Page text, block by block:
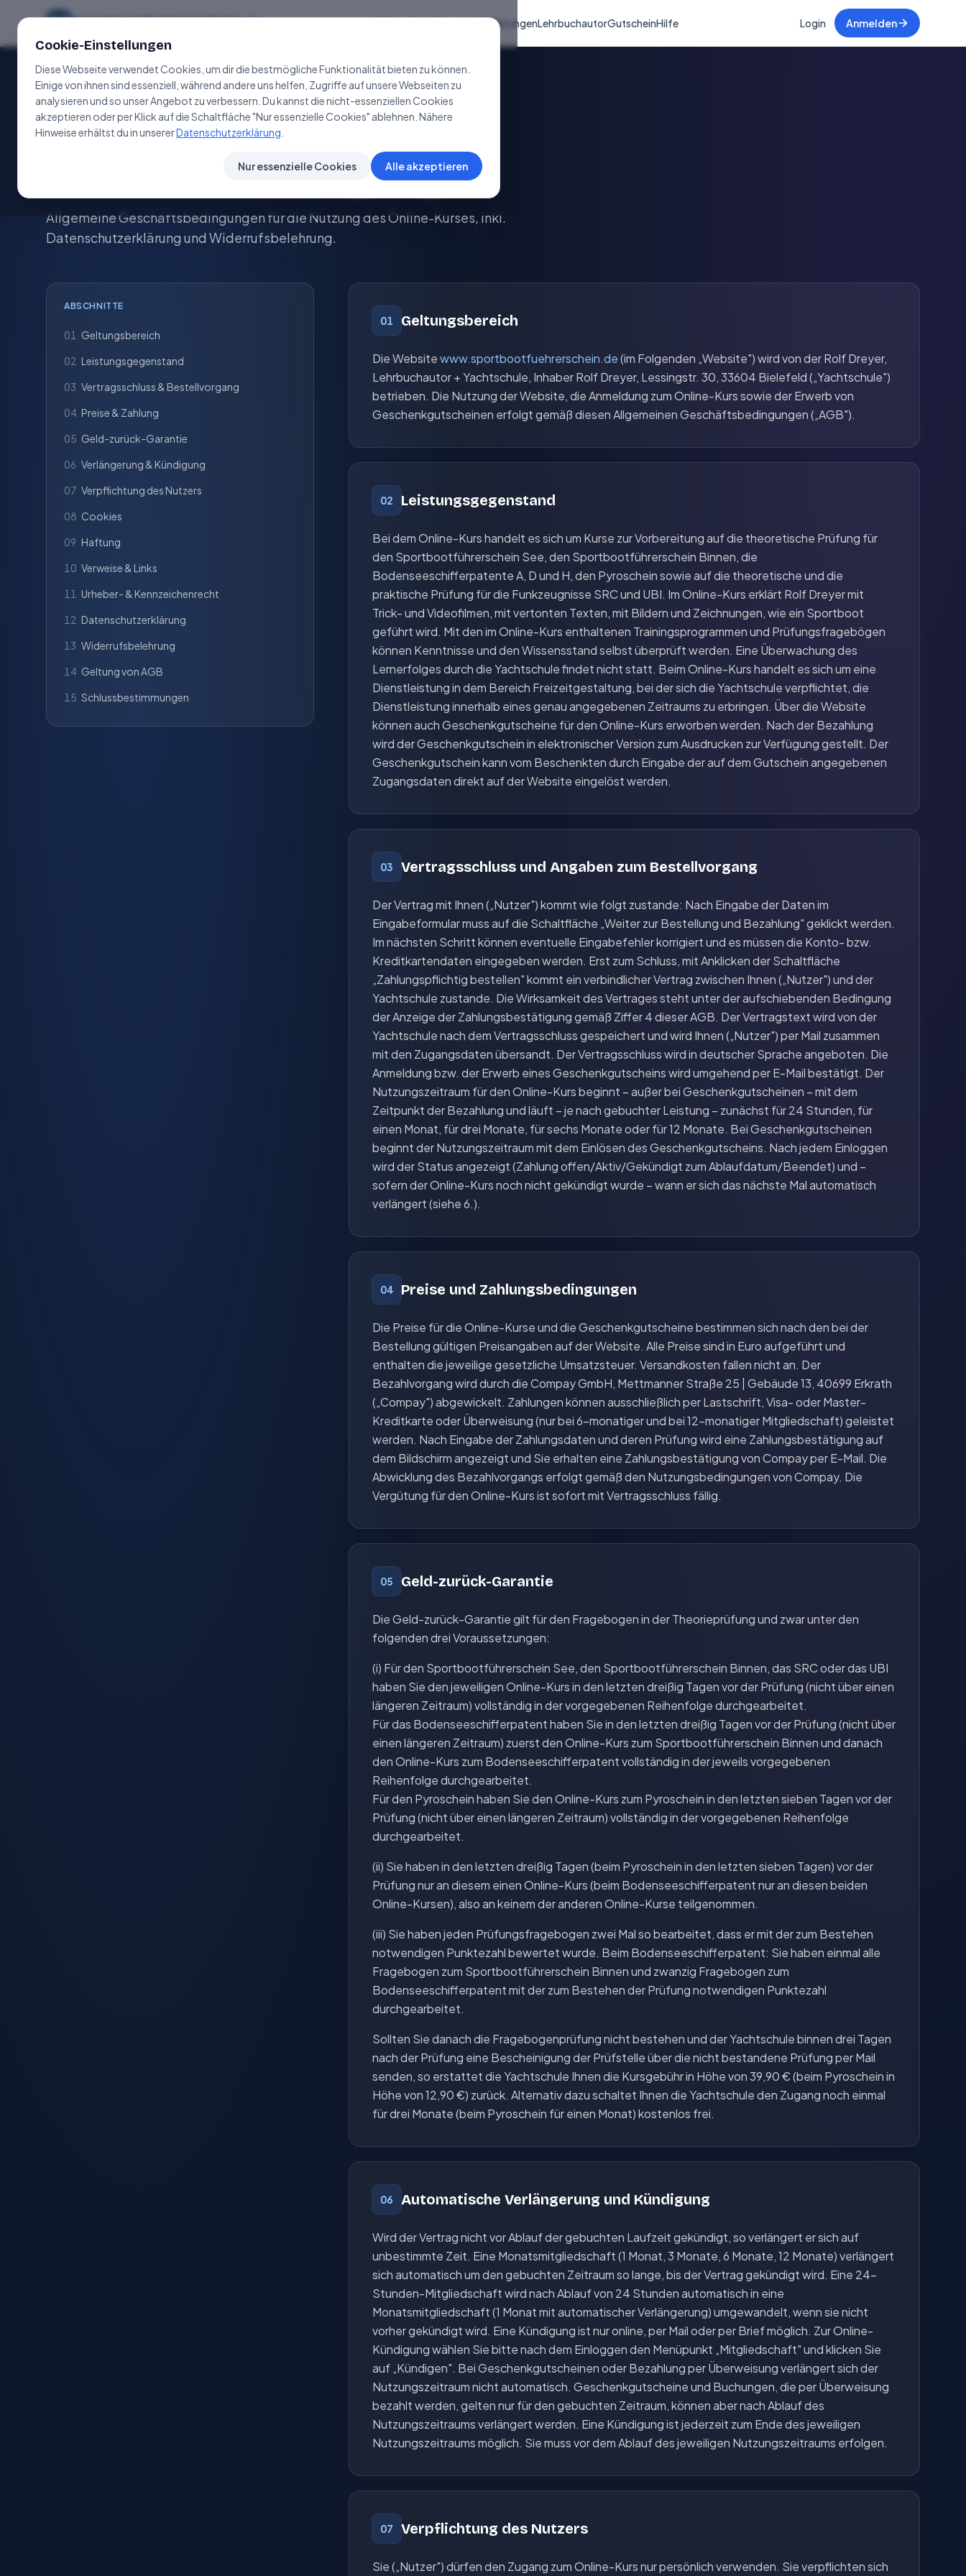
Sportbootfuehrerschein.de ErfahrungenLehrbuchautorGutscheinHilfe Login Anmelden
RECHTLICHES
Geschäftsbedingungen
Allgemeine Geschäftsbedingungen für die Nutzung des Online-Kurses, inkl.
Datenschutzerklärung und Widerrufsbelehrung.
ABSCHNITTE
01
Geltungsbereich
02 Leistungsgegenstand
03 Vertragsschluss & Bestellvorgang
04 Preise & Zahlung
05 Geld-zurück-Garantie
06 Verlängerung & Kündigung
07 Verpflichtung des Nutzers
08 Cookies
09 Haftung
10 Verweise & Links
11 Urheber- & Kennzeichenrecht
12 Datenschutzerklärung
13 Widerrufsbelehrung
14 Geltung von AGB
15 Schlussbestimmungen
01 Geltungsbereich
Die Websitewww.sportbootfuehrerschein.de(im Folgenden „Website") wird von der Rolf Dreyer,
Lehrbuchautor + Yachtschule, Inhaber Rolf Dreyer, Lessingstr. 30, 33604 Bielefeld („Yachtschule")
betrieben. Die Nutzung der Website, die Anmeldung zum Online-Kurs sowie der Erwerb von
Geschenkgutscheinen erfolgt gemäß diesen Allgemeinen Geschäftsbedingungen („AGB").
02 Leistungsgegenstand
Bei dem Online-Kurs handelt es sich um Kurse zur Vorbereitung auf die theoretische Prüfung für
den Sportbootführerschein See, den Sportbootführerschein Binnen, die
Bodenseeschifferpatente A, D und H, den Pyroschein sowie auf die theoretische und die
praktische Prüfung für die Funkzeugnisse SRC und UBI. Im Online-Kurs erklärt Rolf Dreyer mit
Trick- und Videofilmen, mit vertonten Texten, mit Bildern und Zeichnungen, wie ein Sportboot
geführt wird. Mit den im Online-Kurs enthaltenen Trainingsprogrammen und Prüfungsfragebögen
können Kenntnisse und den Wissensstand selbst überprüft werden. Eine Überwachung des
Lernerfolges durch die Yachtschule findet nicht statt. Beim Online-Kurs handelt es sich um eine
Dienstleistung in dem Bereich Freizeitgestaltung, bei der sich die Yachtschule verpflichtet, die
Dienstleistung innerhalb eines genau angegebenen Zeitraums zu erbringen. Über die Website
können auch Geschenkgutscheine für den Online-Kurs erworben werden. Nach der Bezahlung
wird der Geschenkgutschein in elektronischer Version zum Ausdrucken zur Verfügung gestellt. Der
Geschenkgutschein kann vom Beschenkten durch Eingabe der auf dem Gutschein angegebenen
Zugangsdaten direkt auf der Website eingelöst werden.
03 Vertragsschluss und Angaben zum Bestellvorgang
Der Vertrag mit Ihnen („Nutzer") kommt wie folgt zustande: Nach Eingabe der Daten im
Eingabeformular muss auf die Schaltfläche „Weiter zur Bestellung und Bezahlung" geklickt werden.
Im nächsten Schritt können eventuelle Eingabefehler korrigiert und es müssen die Konto- bzw.
Kreditkartendaten eingegeben werden. Erst zum Schluss, mit Anklicken der Schaltfläche
„Zahlungspflichtig bestellen" kommt ein verbindlicher Vertrag zwischen Ihnen („Nutzer") und der
Yachtschule zustande. Die Wirksamkeit des Vertrages steht unter der aufschiebenden Bedingung
der Anzeige der Zahlungsbestätigung gemäß Ziffer 4 dieser AGB. Der Vertragstext wird von der
Yachtschule nach dem Vertragsschluss gespeichert und wird Ihnen („Nutzer") per Mail zusammen
mit den Zugangsdaten übersandt. Der Vertragsschluss wird in deutscher Sprache angeboten. Die
Anmeldung bzw. der Erwerb eines Geschenkgutscheins wird umgehend per E-Mail bestätigt. Der
Nutzungszeitraum für den Online-Kurs beginnt – außer bei Geschenkgutscheinen – mit dem
Zeitpunkt der Bezahlung und läuft – je nach gebuchter Leistung – zunächst für 24 Stunden, für
einen Monat, für drei Monate, für sechs Monate oder für 12 Monate. Bei Geschenkgutscheinen
beginnt der Nutzungszeitraum mit dem Einlösen des Geschenkgutscheins. Nach jedem Einloggen
wird der Status angezeigt (Zahlung offen/Aktiv/Gekündigt zum Ablaufdatum/Beendet) und –
sofern der Online-Kurs noch nicht gekündigt wurde – wann er sich das nächste Mal automatisch
verlängert (siehe 6.).
04 Preise und Zahlungsbedingungen
Die Preise für die Online-Kurse und die Geschenkgutscheine bestimmen sich nach den bei der
Bestellung gültigen Preisangaben auf der Website. Alle Preise sind in Euro aufgeführt und
enthalten die jeweilige gesetzliche Umsatzsteuer. Versandkosten fallen nicht an. Der
Bezahlvorgang wird durch die Compay GmbH, Mettmanner Straße 25 | Gebäude 13, 40699 Erkrath
(„Compay") abgewickelt. Zahlungen können ausschließlich per Lastschrift, Visa- oder Master-
Kreditkarte oder Überweisung (nur bei 6-monatiger und bei 12-monatiger Mitgliedschaft) geleistet
werden. Nach Eingabe der Zahlungsdaten und deren Prüfung wird eine Zahlungsbestätigung auf
dem Bildschirm angezeigt und Sie erhalten eine Zahlungsbestätigung von Compay per E-Mail. Die
Abwicklung des Bezahlvorgangs erfolgt gemäß den Nutzungsbedingungen von Compay. Die
Vergütung für den Online-Kurs ist sofort mit Vertragsschluss fällig.
05 Geld-zurück-Garantie
Die Geld-zurück-Garantie gilt für den Fragebogen in der Theorieprüfung und zwar unter den
folgenden drei Voraussetzungen:
(i) Für den Sportbootführerschein See, den Sportbootführerschein Binnen, das SRC oder das UBI
haben Sie den jeweiligen Online-Kurs in den letzten dreißig Tagen vor der Prüfung (nicht über einen
längeren Zeitraum) vollständig in der vorgegebenen Reihenfolge durchgearbeitet.
Für das Bodenseeschifferpatent haben Sie in den letzten dreißig Tagen vor der Prüfung (nicht über
einen längeren Zeitraum) zuerst den Online-Kurs zum Sportbootführerschein Binnen und danach
den Online-Kurs zum Bodenseeschifferpatent vollständig in der jeweils vorgegebenen
Reihenfolge durchgearbeitet.
Für den Pyroschein haben Sie den Online-Kurs zum Pyroschein in den letzten sieben Tagen vor der
Prüfung (nicht über einen längeren Zeitraum) vollständig in der vorgegebenen Reihenfolge
durchgearbeitet.
(ii) Sie haben in den letzten dreißig Tagen (beim Pyroschein in den letzten sieben Tagen) vor der
Prüfung nur an diesem einen Online-Kurs (beim Bodenseeschifferpatent nur an diesen beiden
Online-Kursen), also an keinem der anderen Online-Kurse teilgenommen.
(iii) Sie haben jeden Prüfungsfragebogen zwei Mal so bearbeitet, dass er mit der zum Bestehen
notwendigen Punktezahl bewertet wurde. Beim Bodenseeschifferpatent: Sie haben einmal alle
Fragebogen zum Sportbootführerschein Binnen und zwanzig Fragebogen zum
Bodenseeschifferpatent mit der zum Bestehen der Prüfung notwendigen Punktezahl
durchgearbeitet.
Sollten Sie danach die Fragebogenprüfung nicht bestehen und der Yachtschule binnen drei Tagen
nach der Prüfung eine Bescheinigung der Prüfstelle über die nicht bestandene Prüfung per Mail
senden, so erstattet die Yachtschule Ihnen die Kursgebühr in Höhe von 39,90 € (beim Pyroschein in
Höhe von 12,90 €) zurück. Alternativ dazu schaltet Ihnen die Yachtschule den Zugang noch einmal
für drei Monate (beim Pyroschein für einen Monat) kostenlos frei.
06 Automatische Verlängerung und Kündigung
Wird der Vertrag nicht vor Ablauf der gebuchten Laufzeit gekündigt, so verlängert er sich auf
unbestimmte Zeit. Eine Monatsmitgliedschaft (1 Monat, 3 Monate, 6 Monate, 12 Monate) verlängert
sich automatisch um den gebuchten Zeitraum so lange, bis der Vertrag gekündigt wird. Eine 24-
Stunden-Mitgliedschaft wird nach Ablauf von 24 Stunden automatisch in eine
Monatsmitgliedschaft (1 Monat mit automatischer Verlängerung) umgewandelt, wenn sie nicht
vorher gekündigt wird. Eine Kündigung ist nur online, per Mail oder per Brief möglich. Zur Online-
Kündigung wählen Sie bitte nach dem Einloggen den Menüpunkt „Mitgliedschaft" und klicken Sie
auf „Kündigen". Bei Geschenkgutscheinen oder Bezahlung per Überweisung verlängert sich der
Nutzungszeitraum nicht automatisch. Geschenkgutscheine und Buchungen, die per Überweisung
bezahlt werden, gelten nur für den gebuchten Zeitraum, können aber nach Ablauf des
Nutzungszeitraums verlängert werden. Eine Kündigung ist jederzeit zum Ende des jeweiligen
Nutzungszeitraums möglich. Sie muss vor dem Ablauf des jeweiligen Nutzungszeitraums erfolgen.
07 Verpflichtung des Nutzers
Sie („Nutzer") dürfen den Zugang zum Online-Kurs nur persönlich verwenden. Sie verpflichten sich
Cookie-Einstellungen
Diese Webseite verwendet Cookies, um dir die bestmögliche Funktionalität bieten zu können.
Einige von ihnen sind essenziell, während andere uns helfen, Zugriffe auf unsere Webseiten zu
analysieren und so unser Angebot zu verbessern. Du kannst die nicht-essenziellen Cookies
akzeptieren oder per Klick auf die Schaltfläche "Nur essenzielle Cookies" ablehnen. Nähere
Hinweise erhältst du in unsererDatenschutzerklärung
Nur essenzielle Cookies Alle akzeptieren